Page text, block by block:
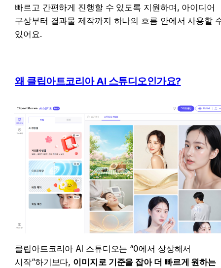
빠르고 간편하게 진행할 수 있도록 지원하며, 아이디어
구상부터 결과물 제작까지 하나의 흐름 안에서 사용할
있어요.
왜 클립아트코리아 AI 스튜디오인가요?
클립아트코리아 AI 스튜디오는 “0에서 상상해서
시작”하기보다, 이미지로 기준을 잡아 더 빠르게 원하는